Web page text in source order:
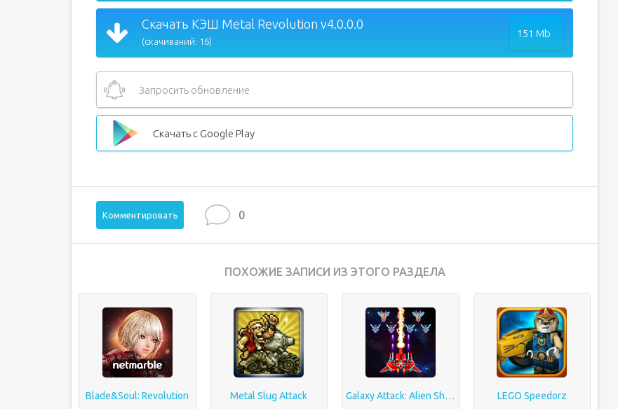
Скачать КЭШ Metal Revolution v4.0.0.0
(скачиваний: 16)
151 Mb
Запросить обновление
Скачать с Google Play
Комментировать 0
ПОХОЖИЕ ЗАПИСИ ИЗ ЭТОГО РАЗДЕЛА
Blade&Soul: Revolution Metal Slug Attack Galaxy Attack: Alien Shooter LEGO Speedorz